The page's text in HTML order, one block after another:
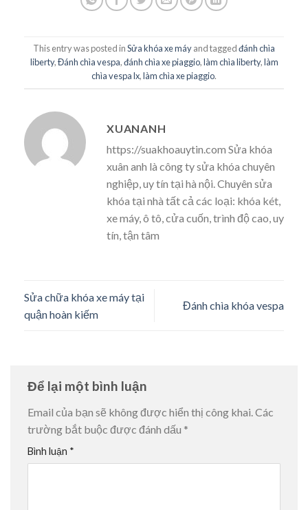
This entry was posted inSửa khóa xe máyand taggedđánh chìa
liberty,Đánh chìa vespa,đánh chìa xe piaggio,làm chìa liberty,làm
chìa vespa lx,làm chìa xe piaggio.
XUANANH
https://suakhoauytin.com Sửa khóa
xuân anh là công ty sửa khóa chuyên
nghiệp, uy tín tại hà nội. Chuyên sửa
khóa tại nhà tất cả các loại: khóa két,
xe máy, ô tô, cửa cuốn, trình độ cao, uy
tín, tận tâm
Sửa chữa khóa xe máy tại
quận hoàn kiếm
Đánh chìa khóa vespa
Để lại một bình luận
Email của bạn sẽ không được hiển thị công khai. Các
trường bắt buộc được đánh dấu *
Bình luận *